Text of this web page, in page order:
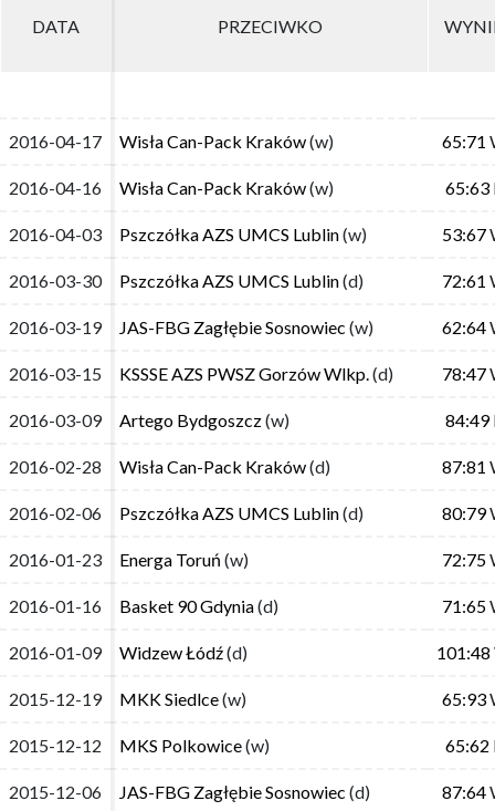
DATA PRZECIWKO
2016-04-17 Wisła Can-Pack Kraków(w) 65:71
2016-04-16 Wisła Can-Pack Kraków(w) 65:63
2016-04-03 Pszczółka AZS UMCS Lublin(w) 53:67
2016-03-30 Pszczółka AZS UMCS Lublin(d) 72:61
2016-03-19 JAS-FBG Zagłębie Sosnowiec (w) 62:64
2016-03-15 KSSSE AZS PWSZ Gorzów Wlkp.(d) 78:47
2016-03-09 Artego Bydgoszcz(w) 84:49
2016-02-28 Wisła Can-Pack Kraków(d) 87:81
2016-02-06 Pszczółka AZS UMCS Lublin(d) 80:79
2016-01-23 Energa Toruń (w) 72:75
2016-01-16 Basket 90 Gdynia(d) 71:65
2016-01-09 Widzew Łódź(d) 101:48
2015-12-19 MKK Siedlce(w) 65:93
2015-12-12 MKS Polkowice(w) 65:62
2015-12-06 JAS-FBG Zagłębie Sosnowiec (d) 87:64
DATA PRZECIWKO
2016-04-17 Wisła Can-Pack Kraków(w) 65:71
2016-04-16 Wisła Can-Pack Kraków(w) 65:63
2016-04-03 Pszczółka AZS UMCS Lublin(w) 53:67
2016-03-30 Pszczółka AZS UMCS Lublin(d) 72:61
2016-03-19 JAS-FBG Zagłębie Sosnowiec (w) 62:64
2016-03-15 KSSSE AZS PWSZ Gorzów Wlkp.(d) 78:47
2016-03-09 Artego Bydgoszcz(w) 84:49
2016-02-28 Wisła Can-Pack Kraków(d) 87:81
2016-02-06 Pszczółka AZS UMCS Lublin(d) 80:79
2016-01-23 Energa Toruń (w) 72:75
2016-01-16 Basket 90 Gdynia(d) 71:65
2016-01-09 Widzew Łódź(d) 101:48
2015-12-19 MKK Siedlce(w) 65:93
2015-12-12 MKS Polkowice(w) 65:62
2015-12-06 JAS-FBG Zagłębie Sosnowiec (d) 87:64